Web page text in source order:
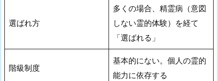
選ばれ方
多くの場合、精霊病（意図
しない霊的体験）を経て
「選ばれる」
階級制度
基本的にない。個人の霊的
能力に依存する